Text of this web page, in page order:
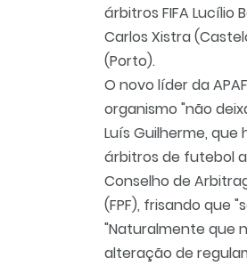
árbitros FIFA Lucílio
Carlos Xistra
(Porto).
O novo líder da
organismo "não
Luís Guilherme,
árbitros de futebol
Conselho de
(FPF), frisando que
"Naturalmente que
alteração de